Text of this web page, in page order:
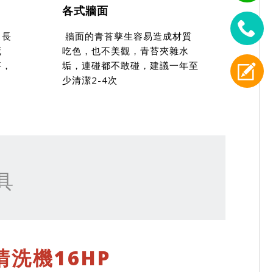
各式牆面
牆面的青苔孳生容易造成材質
吃色，也不美觀，青苔夾雜水
垢，連碰都不敢碰，建議一年至
少清潔2-4次
洗機16HP